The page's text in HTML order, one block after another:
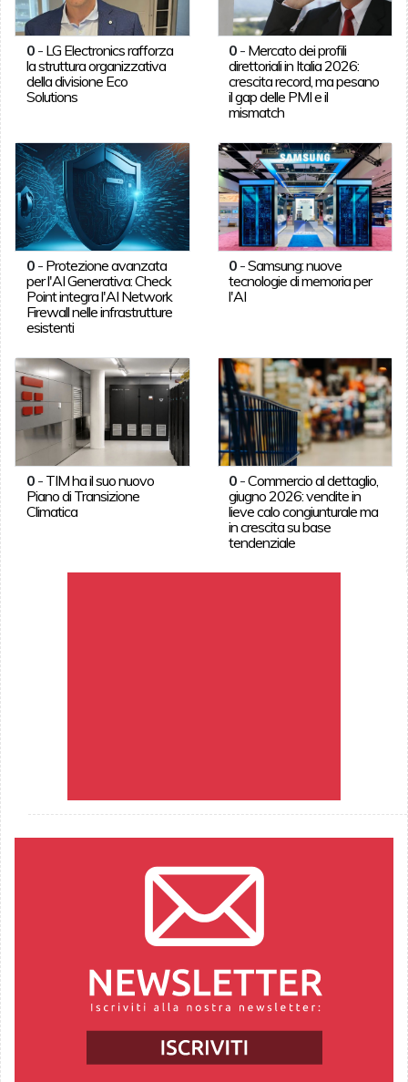
0- LG Electronics rafforza
la struttura organizzativa
della divisione Eco
Solutions
0 - Mercato dei profili
direttoriali in Italia 2026:
crescita record, ma pesano
il gap delle PMI e il
mismatch
0- Protezione avanzata
per l'AI Generativa: Check
Point integra l'AI Network
Firewall nelle infrastrutture
esistenti
0 -Samsung: nuove
tecnologie di memoria per
l'AI
0- TIM ha il suo nuovo
Piano di Transizione
Climatica
0 -Commercio al dettaglio,
giugno 2026: vendite in
lieve calo congiunturale ma
in crescita su base
tendenziale